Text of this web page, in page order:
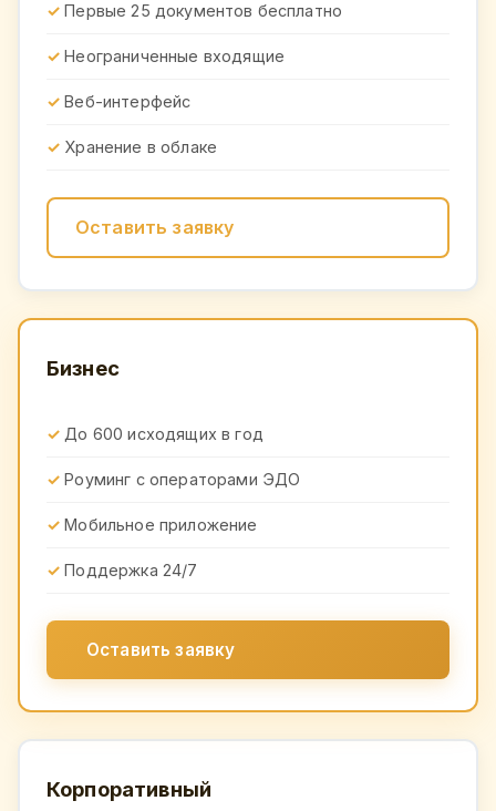
Первые 25 документов бесплатно
Неограниченные входящие
Веб-интерфейс
Хранение в облаке
Оставить заявку
Бизнес
До 600 исходящих в год
Роуминг с операторами ЭДО
Мобильное приложение
Поддержка 24/7
Оставить заявку
Корпоративный